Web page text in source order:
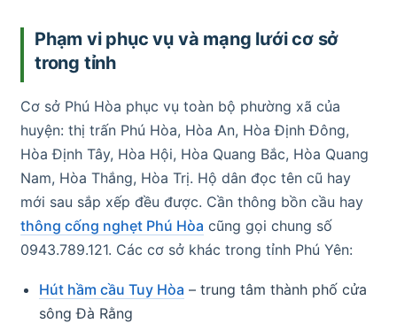
Phạm vi phục vụ và mạng lưới cơ sở
trong tỉnh
Cơ sở Phú Hòa phục vụ toàn bộ phường xã của
huyện: thị trấn Phú Hòa, Hòa An, Hòa Định Đông,
Hòa Định Tây, Hòa Hội, Hòa Quang Bắc, Hòa Quang
Nam, Hòa Thắng, Hòa Trị. Hộ dân đọc tên cũ hay
mới sau sắp xếp đều được. Cần thông bồn cầu hay
thông cống nghẹt Phú Hòa cũng gọi chung số
0943.789.121. Các cơ sở khác trong tỉnh Phú Yên:
Hút hầm cầu Tuy Hòa – trung tâm thành phố cửa
sông Đà Rằng